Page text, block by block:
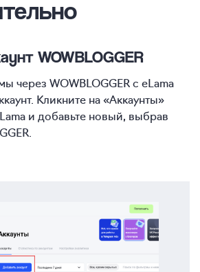
WOWBLOGGER
через WOWBLOGGER с eLama
Кликните на «Аккаунты»
и добавьте новый, выбрав